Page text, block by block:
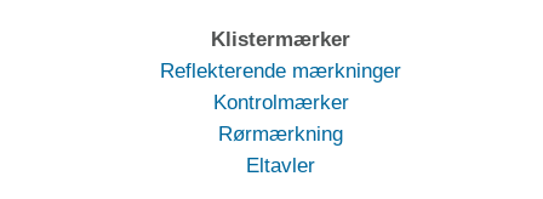
Klistermærker
Reflekterende mærkninger
Kontrolmærker
Rørmærkning
Eltavler